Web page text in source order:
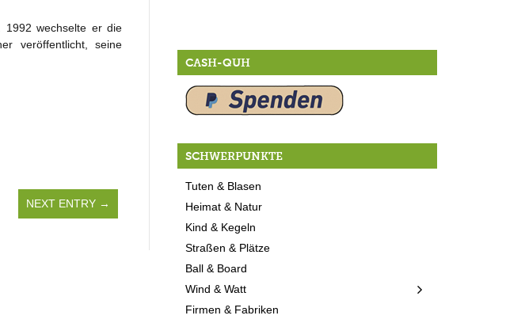
1992 wechselte er die
veröffentlicht, seine
NEXT ENTRY →
CASH-QUH
SCHWERPUNKTE
Tuten & Blasen
Heimat & Natur
Kind & Kegeln
Straßen & Plätze
Ball & Board
Wind & Watt
Firmen & Fabriken